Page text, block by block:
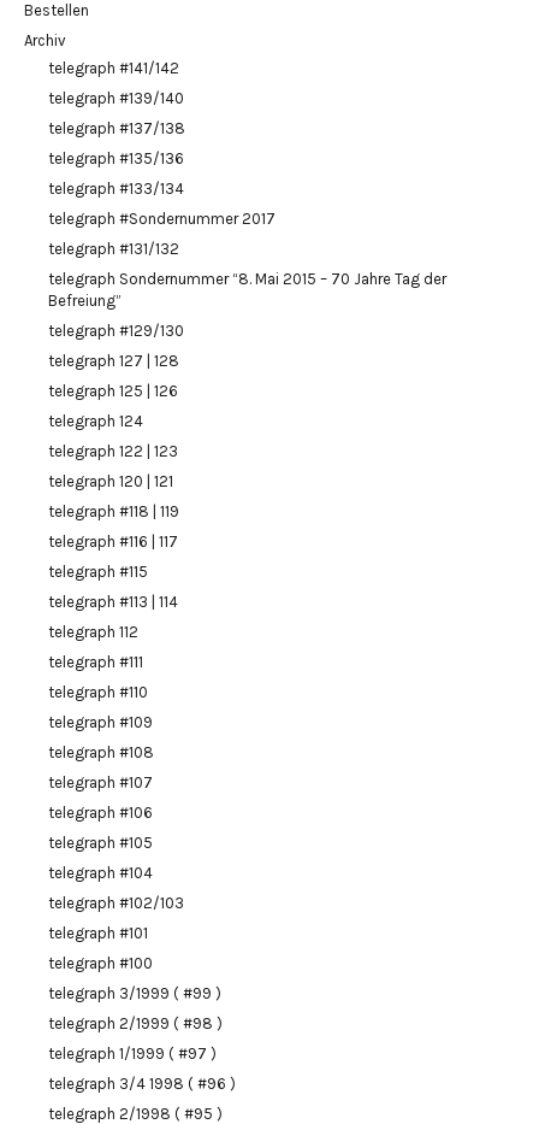
Bestellen
Archiv
telegraph #141/142
telegraph #139/140
telegraph #137/138
telegraph #135/136
telegraph #133/134
telegraph #Sondernummer 2017
telegraph #131/132
telegraph Sondernummer “8. Mai 2015 – 70 Jahre Tag der
Befreiung”
telegraph #129/130
telegraph 127 | 128
telegraph 125 | 126
telegraph 124
telegraph 122 | 123
telegraph 120 | 121
telegraph #118 | 119
telegraph #116 | 117
telegraph #115
telegraph #113 | 114
telegraph 112
telegraph #111
telegraph #110
telegraph #109
telegraph #108
telegraph #107
telegraph #106
telegraph #105
telegraph #104
telegraph #102/103
telegraph #101
telegraph #100
telegraph 3/1999 ( #99 )
telegraph 2/1999 ( #98 )
telegraph 1/1999 ( #97 )
telegraph 3/4 1998 ( #96 )
telegraph 2/1998 ( #95 )